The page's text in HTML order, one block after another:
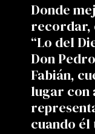
Donde
recordar,
“Lo del
Don
Fabián,
lugar con
cuando